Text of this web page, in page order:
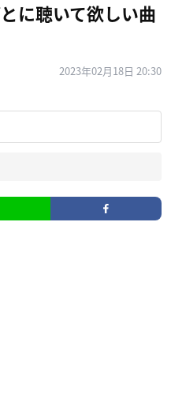
に聴いて欲しい曲
2023年02月18日 20:30